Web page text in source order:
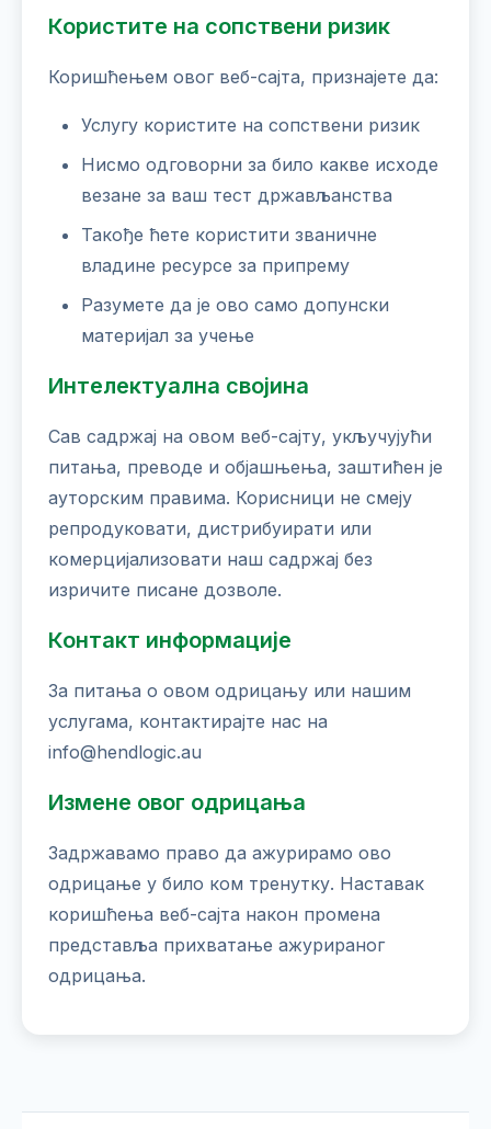
Користите на сопствени ризик
Коришћењем овог веб-сајта, признајете да:
Услугу користите на сопствени ризик
Нисмо одговорни за било какве исходе
везане за ваш тест држављанства
Такође ћете користити званичне
владине ресурсе за припрему
Разумете да је ово само допунски
материјал за учење
Интелектуална својина
Сав садржај на овом веб-сајту, укључујући
питања, преводе и објашњења, заштићен је
ауторским правима. Корисници не смеју
репродуковати, дистрибуирати или
комерцијализовати наш садржај без
изричите писане дозволе.
Контакт информације
За питања о овом одрицању или нашим
услугама, контактирајте нас на
info@hendlogic.au
Измене овог одрицања
Задржавамо право да ажурирамо ово
одрицање у било ком тренутку. Наставак
коришћења веб-сајта након промена
представља прихватање ажурираног
одрицања.